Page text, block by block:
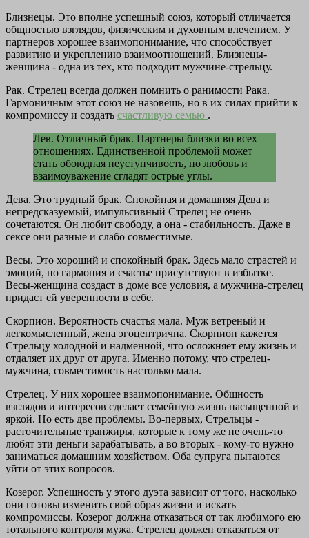
Близнецы. Это вполне успешный союз, который отличается
общностью взглядов, физическим и духовным влечением. У
партнеров хорошее взаимопонимание, что способствует
развитию и укреплению взаимоотношений. Близнецы-
женщина - одна из тех, кто подходит мужчине-стрельцу.
Рак. Стрелец всегда должен помнить о ранимости Рака.
Гармоничным этот союз не назовешь, но в их силах прийти к
компромиссу и создать счастливую семью .
Лев. Отличный брак. Партнеры близки во всех
отношениях. Единственной проблемой может
стать обоюдная неуступчивость, но любовь и
взаимоуважение сгладят острые углы.
Дева. Это трудный брак. Спокойная и домашняя Дева и
непредсказуемый, импульсивный Стрелец не очень
сочетаются. Он любит свободу, а она - стабильность. Даже в
сексе они разные и слабо совместимые.
Весы. Это хороший и спокойный брак. Здесь мало страстей и
эмоций, но гармония и счастье присутствуют в избытке.
Весы-женщина создаст в доме все условия, а мужчина-стрелец
придаст ей уверенности в себе.
Скорпион. Вероятность счастья мала. Муж ветреный и
легкомысленный, жена эгоцентрична. Скорпион кажется
Стрельцу холодной и надменной, что осложняет ему жизнь и
отдаляет их друг от друга. Именно потому, что стрелец-
мужчина, совместимость настолько мала.
Стрелец. У них хорошее взаимопонимание. Общность
взглядов и интересов сделает семейную жизнь насыщенной и
яркой. Но есть две проблемы. Во-первых, Стрельцы -
расточительные транжиры, которые к тому же не очень-то
любят эти деньги зарабатывать, а во вторых - кому-то нужно
заниматься домашним хозяйством. Оба супруга пытаются
уйти от этих вопросов.
Козерог. Успешность у этого дуэта зависит от того, насколько
они готовы изменить свой образ жизни и искать
компромиссы. Козерог должна отказаться от так любимого ею
тотального контроля мужа. Стрелец должен отказаться от